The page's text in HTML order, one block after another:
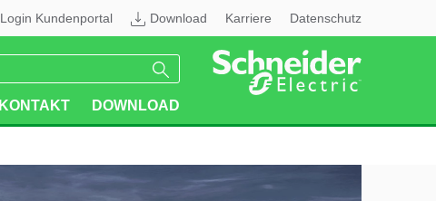
Login Kundenportal Download Karriere Datenschutz
KONTAKT DOWNLOAD